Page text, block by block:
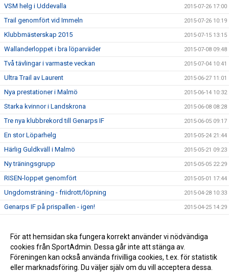
VSM helg i Uddevalla 2015-07-26 17:00
Trail genomfört vid Immeln 2015-07-26 10:19
Klubbmästerskap 2015 2015-07-15 13:15
Wallanderloppet i bra löparväder 2015-07-08 09:48
Två tävlingar i varmaste veckan 2015-07-04 10:41
Ultra Trail av Laurent 2015-06-27 11:01
Nya prestationer i Malmö 2015-06-14 10:32
Starka kvinnor i Landskrona 2015-06-08 08:28
Tre nya klubbrekord till Genarps IF 2015-06-05 09:17
En stor Löparhelg 2015-05-24 21:44
Härlig Guldkväll i Malmö 2015-05-21 09:23
Ny träningsgrupp 2015-05-05 22:29
RISEN-loppet genomfört 2015-05-01 17:44
Ungdomsträning - friidrott/löpning 2015-04-28 10:33
Genarps IF på prispallen - igen! 2015-04-25 14:29
Det haglade i Ystad! 2015-04-12 15:54
Extra träning! 2015-04-06 11:40
För att hemsidan ska fungera korrekt använder vi nödvändiga
cookies från SportAdmin. Dessa går inte att stänga av.
Föreningen kan också använda frivilliga cookies, t.ex. för statistik
eller marknadsföring. Du väljer själv om du vill acceptera dessa.